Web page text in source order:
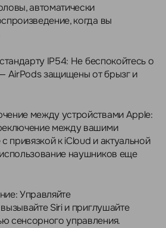
автоматически
когда вы
IP54: Не беспокойтесь о
AirPods защищены от брызг и
между устройствами Apple:
между вашими
привязкой к iCloud и актуальной
наушников еще
Управляйте
Siri и приглушайте
сенсорного управления.